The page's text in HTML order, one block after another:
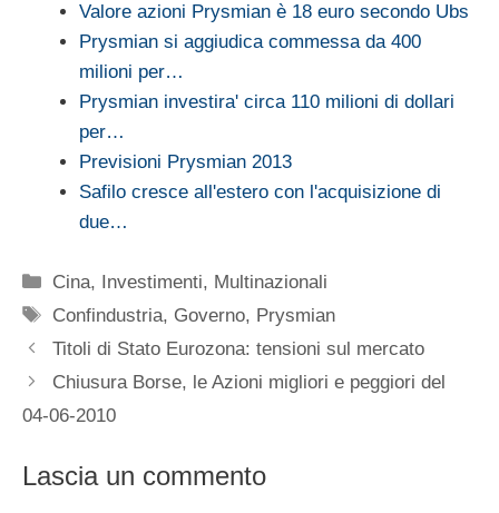
Valore azioni Prysmian è 18 euro secondo Ubs
Prysmian si aggiudica commessa da 400
milioni per…
Prysmian investira' circa 110 milioni di dollari
per…
Previsioni Prysmian 2013
Safilo cresce all'estero con l'acquisizione di
due…
Categorie
Cina, Investimenti, Multinazionali
Tag
Confindustria, Governo, Prysmian
Titoli di Stato Eurozona: tensioni sul mercato
Chiusura Borse, le Azioni migliori e peggiori del
04-06-2010
Lascia un commento